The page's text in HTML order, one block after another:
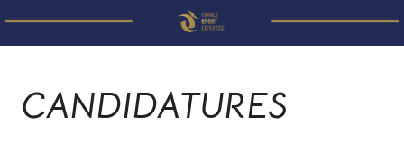
CANDIDATURES